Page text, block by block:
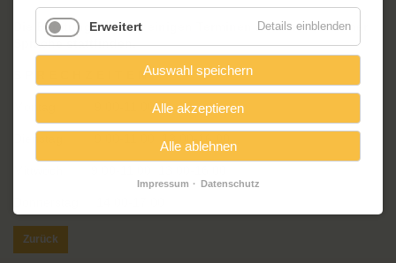
Die Beratung kann an einigen Terminen auch in russischer
Sprache stattfinden.
S P R E C H Z E I T E N
Montag: 9.00-11.00
Dienstag: 9.00-11.00, 13.00-16.00
Zurück
Erweitert Details einblenden
Auswahl speichern
Alle akzeptieren
Alle ablehnen
Impressum Datenschutz